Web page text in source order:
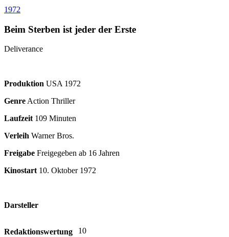
1972
Beim Sterben ist jeder der Erste
Deliverance
Produktion USA 1972
GenreAction Thriller
Laufzeit109 Minuten
Verleih Warner Bros.
Freigabe Freigegeben ab 16 Jahren
Kinostart 10. Oktober 1972
Darsteller
Redaktionswertung 10